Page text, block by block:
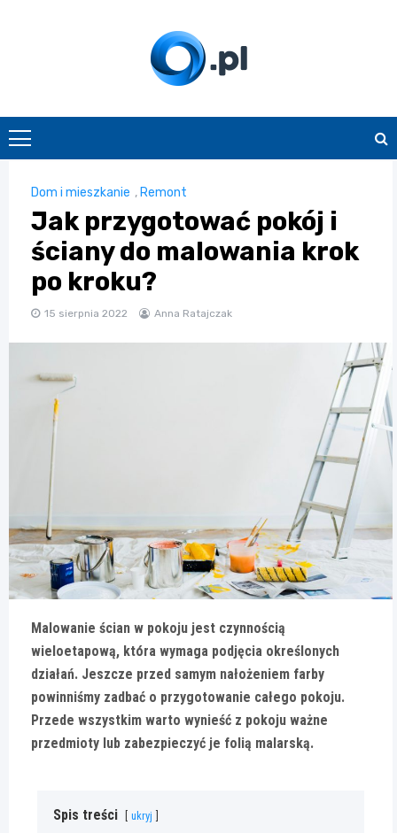
O.pl
Dom i mieszkanie , Remont
Jak przygotować pokój i
ściany do malowania krok
po kroku?
15 sierpnia 2022 Anna Ratajczak
Malowanie ścian w pokoju jest czynnością
wieloetapową, która wymaga podjęcia określonych
działań. Jeszcze przed samym nałożeniem farby
powinniśmy zadbać o przygotowanie całego pokoju.
Przede wszystkim warto wynieść z pokoju ważne
przedmioty lub zabezpieczyć je folią malarską.
Spis treści ukryj